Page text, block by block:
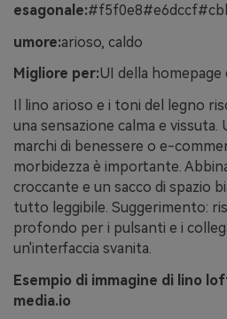
esagonale:
umore:arioso, caldo
Migliore per:UI della
Il lino arioso e i toni del legno
una sensazione calma e
marchi di benessere o e-
morbidezza è importante.
croccante e un sacco di spazio
tutto leggibile. Suggerimento:
profondo per i pulsanti e i
un'interfaccia svanita.
Esempio di immagine di lino
media.io